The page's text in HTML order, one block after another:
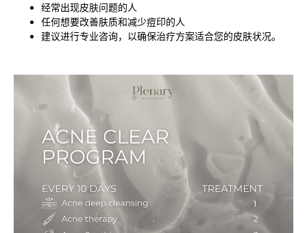
经常出现皮肤问题的人
任何想要改善肤质和减少痘印的人
建议进行专业咨询，以确保治疗方案适合您的皮肤状况。